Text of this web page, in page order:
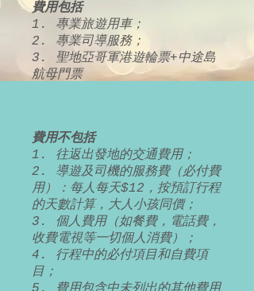
費用包括
1. 專業旅遊用車；
2. 專業司導服務；
3. 聖地亞哥軍港遊輪票+中途島
航母門票
費用不包括
1. 往返出發地的交通費用；
2. 導遊及司機的服務費（必付費
用）：每人每天$12，按預訂行程
的天數計算，大人小孩同價；
3. 個人費用（如餐費，電話費，
收費電視等一切個人消費）；
4. 行程中的必付項目和自費項
目；